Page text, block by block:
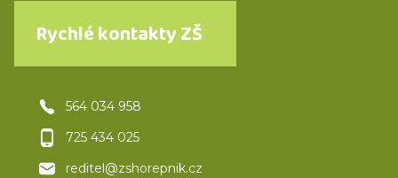
Rychlé kontakty ZŠ
564 034 958
725 434 025
reditel@zshorepnik.cz